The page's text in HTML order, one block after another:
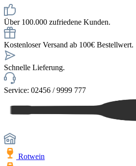
Über 100.000 zufriedene Kunden.
Kostenloser Versand ab 100€ Bestellwert.
Schnelle Lieferung.
Service: 02456 / 9999 777
Rotwein